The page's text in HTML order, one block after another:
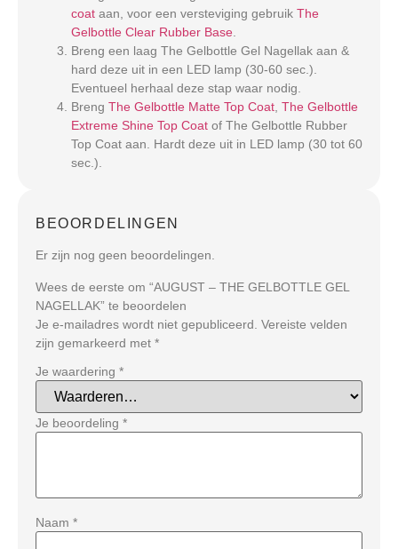
coat aan, voor een versteviging gebruik The
Gelbottle Clear Rubber Base.
Breng een laag The Gelbottle Gel Nagellak aan &
hard deze uit in een LED lamp (30-60 sec.).
Eventueel herhaal deze stap waar nodig.
Breng The Gelbottle Matte Top Coat, The Gelbottle
Extreme Shine Top Coat of The Gelbottle Rubber
Top Coat aan. Hardt deze uit in LED lamp (30 tot 60
sec.).
BEOORDELINGEN
Er zijn nog geen beoordelingen.
Wees de eerste om “AUGUST – THE GELBOTTLE GEL
NAGELLAK” te beoordelen
Je e-mailadres wordt niet gepubliceerd. Vereiste velden
zijn gemarkeerd met *
Je waardering *
Je beoordeling *
Naam *